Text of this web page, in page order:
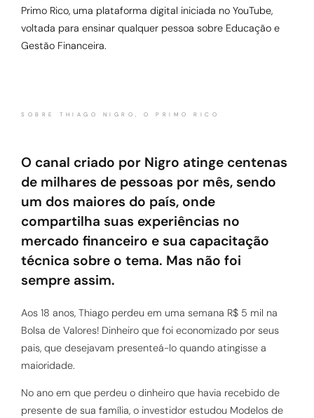
Primo Rico, uma plataforma digital iniciada no YouTube,
voltada para ensinar qualquer pessoa sobre Educação e
Gestão Financeira.
SOBRE THIAGO NIGRO, O PRIMO RICO
O canal criado por Nigro atinge centenas
de milhares de pessoas por mês, sendo
um dos maiores do país, onde
compartilha suas experiências no
mercado financeiro e sua capacitação
técnica sobre o tema. Mas não foi
sempre assim.
Aos 18 anos, Thiago perdeu em uma semana R$ 5 mil na
Bolsa de Valores! Dinheiro que foi economizado por seus
pais, que desejavam presenteá-lo quando atingisse a
maioridade.
No ano em que perdeu o dinheiro que havia recebido de
presente de sua família, o investidor estudou Modelos de